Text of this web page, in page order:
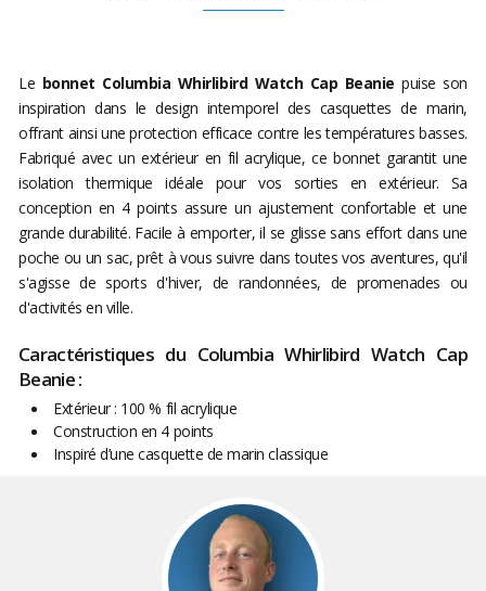
Le bonnet Columbia Whirlibird Watch Cap Beanie puise son
inspiration dans le design intemporel des casquettes de marin,
offrant ainsi une protection efficace contre les températures basses.
Fabriqué avec un extérieur en fil acrylique, ce bonnet garantit une
isolation thermique idéale pour vos sorties en extérieur. Sa
conception en 4 points assure un ajustement confortable et une
grande durabilité. Facile à emporter, il se glisse sans effort dans une
poche ou un sac, prêt à vous suivre dans toutes vos aventures, qu'il
s'agisse de sports d'hiver, de randonnées, de promenades ou
d'activités en ville.
Caractéristiques du Columbia Whirlibird Watch Cap
Beanie :
Extérieur : 100 % fil acrylique
Construction en 4 points
Inspiré d’une casquette de marin classique